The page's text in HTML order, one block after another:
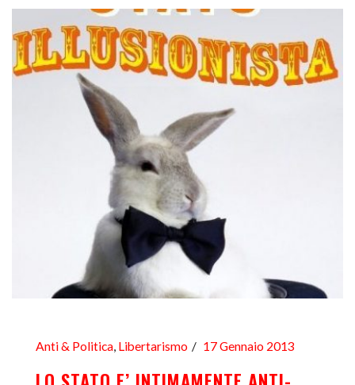
Anti & Politica, Libertarismo 17 Gennaio 2013